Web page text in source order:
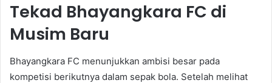
Tekad Bhayangkara FC di
Musim Baru
Bhayangkara FC menunjukkan ambisi besar pada
kompetisi berikutnya dalam sepak bola. Setelah melihat